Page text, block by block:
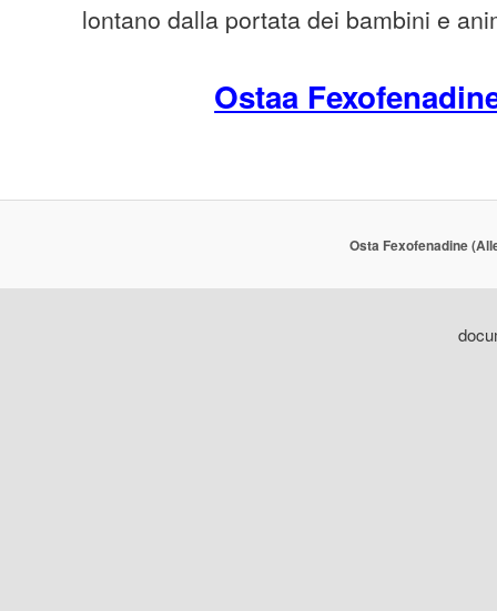
lontano dalla portata dei bambini e
Ostaa
Osta Fexofenadine